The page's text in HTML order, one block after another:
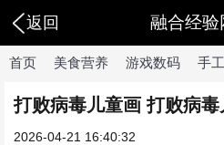
返回 融合经验
首页 美食营养 游戏数码 手
打败病毒儿童画 打败病
2026-04-21 16:40:32